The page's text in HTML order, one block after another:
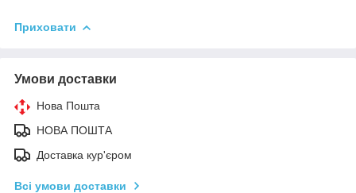
Приховати
Умови доставки
Нова Пошта
НОВА ПОШТА
Доставка кур'єром
Всі умови доставки